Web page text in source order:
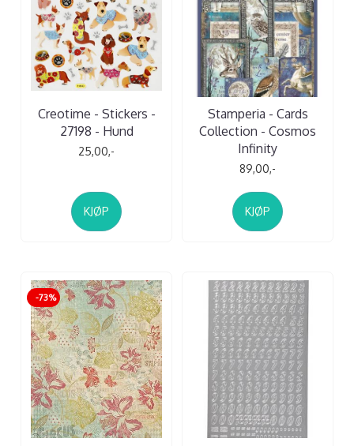
Creotime - Stickers -
27198 - Hund
25,00,-
KJØP
Stamperia - Cards
Collection - Cosmos
Infinity
89,00,-
KJØP
-73%